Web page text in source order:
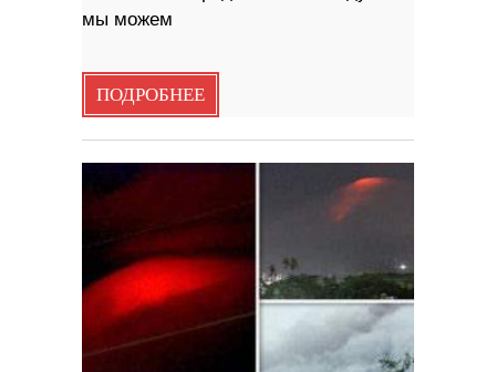
мы можем
ПОДРОБНЕЕ